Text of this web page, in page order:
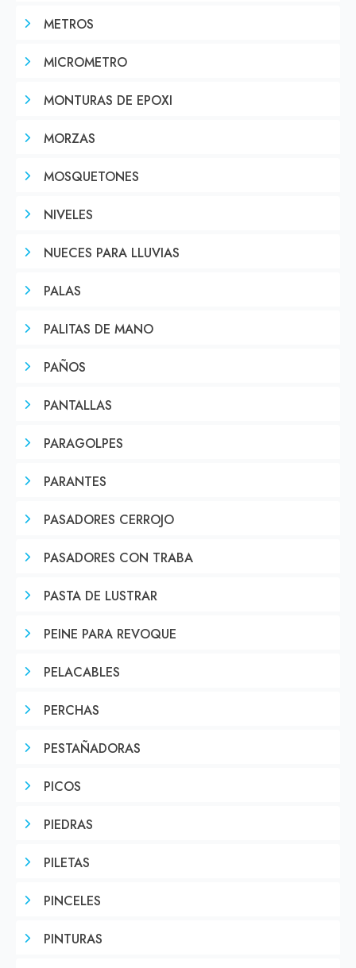
METROS
MICROMETRO
MONTURAS DE EPOXI
MORZAS
MOSQUETONES
NIVELES
NUECES PARA LLUVIAS
PALAS
PALITAS DE MANO
PAÑOS
PANTALLAS
PARAGOLPES
PARANTES
PASADORES CERROJO
PASADORES CON TRABA
PASTA DE LUSTRAR
PEINE PARA REVOQUE
PELACABLES
PERCHAS
PESTAÑADORAS
PICOS
PIEDRAS
PILETAS
PINCELES
PINTURAS